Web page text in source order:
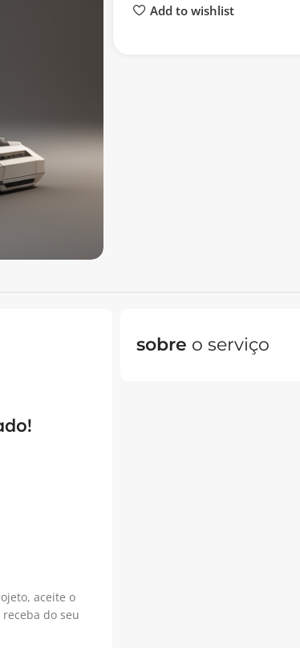
Add to wishlist
aceite o
do seu
sobre o serviço